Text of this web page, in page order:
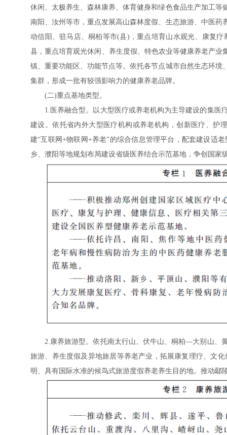
休闲、太极养生、森林康养、体育健身和绿色食品生产加工
南阳、汝州等市，重点发展高山森林度假、生态旅游、中医
动信阳、驻马店、桐柏等市(县)，重点培育山水观光、康复
县，重点培育观光休闲、养生度假、特色农业等健康养老产
镇、重要功能区、功能节点等。依托各节点城市自然生态环
集群，形成一批有较强影响力的健康养老品牌。
(二)重点基地类型。
1.医养融合型。以大型医疗或养老机构为主导建设的集
建设。依托省内外大型医疗机构或养老机构，创新医疗、护
建“互联网+物联网+养老”的综合信息管理平台，配套建设适
乡、濮阳等地规划布局建设省级医养结合示范基地，争创国
2.康养旅游型。依托南太行山、伏牛山、桐柏—大别山、
旅游、养生度假及异地旅居等养老产业，拓展康复理疗、文
明、具有国际水准的候鸟式旅游度假养老养生目的地。推动鄢